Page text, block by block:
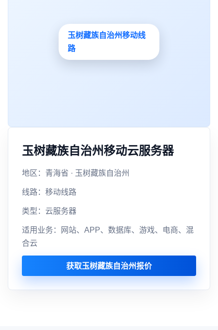
玉树藏族自治州移动云服务器
地区：青海省 · 玉树藏族自治州
线路：移动线路
类型：云服务器
适用业务：网站、APP、数据库、游戏、电商、混
合云
获取玉树藏族自治州报价